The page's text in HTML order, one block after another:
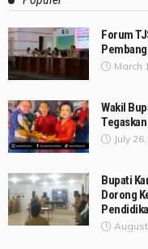
Forum
March
Wakil
July
Bupati
Dorong